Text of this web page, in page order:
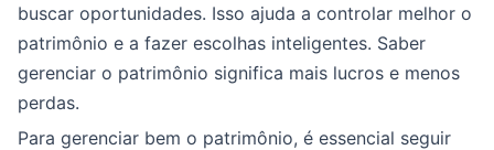
buscar oportunidades. Isso ajuda a controlar melhor o
patrimônio e a fazer escolhas inteligentes. Saber
gerenciar o patrimônio significa mais lucros e menos
perdas.
Para gerenciar bem o patrimônio, é essencial seguir